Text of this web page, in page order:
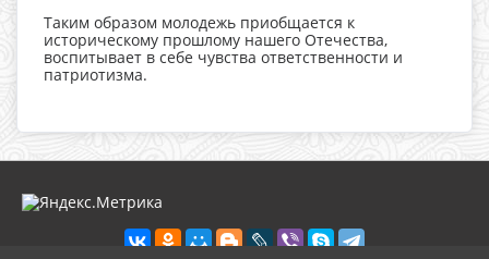
Таким образом молодежь приобщается к
историческому прошлому нашего Отечества,
воспитывает в себе чувства ответственности и
патриотизма.